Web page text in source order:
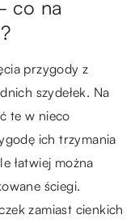
co na
przygody z
szydełek. Na
te w nieco
ich trzymania
łatwiej można
ściegi.
zamiast cienkich